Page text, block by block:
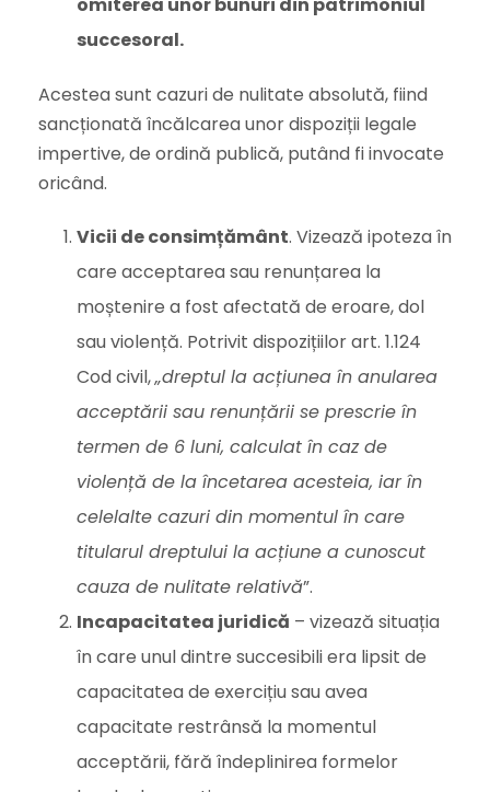
succesoral.
Acestea sunt cazuri de nulitate absolută, fiind
sancționată încălcarea unor dispoziții legale
impertive, de ordină publică, putând fi invocate
oricând.
Vicii de consimțământ. Vizează ipoteza în
care acceptarea sau renunțarea la
moștenire a fost afectată de eroare, dol
sau violență. Potrivit dispozițiilor art. 1.124
Cod civil,„dreptul la acțiunea în anularea
acceptării sau renunțării se prescrie în
termen de 6 luni, calculat în caz de
violență de la încetarea acesteia, iar în
celelalte cazuri din momentul în care
titularul dreptului la acțiune a cunoscut
cauza de nulitate relativă”.
Incapacitatea juridică – vizează situația
în care unul dintre succesibili era lipsit de
capacitatea de exercițiu sau avea
capacitate restrânsă la momentul
acceptării, fără îndeplinirea formelor